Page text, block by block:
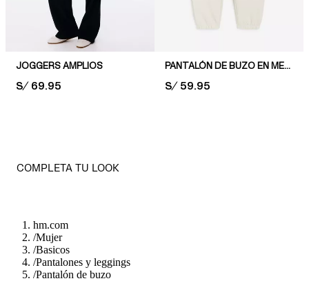
JOGGERS AMPLIOS
PRICE:
S/ 69.95
PANTALÓN DE BUZO EN MEZCLA DE ALGODÓN
PRICE:
S/ 59.95
COMPLETA TU LOOK
hm.com
/Mujer
/Basicos
/Pantalones y leggings
/Pantalón de buzo